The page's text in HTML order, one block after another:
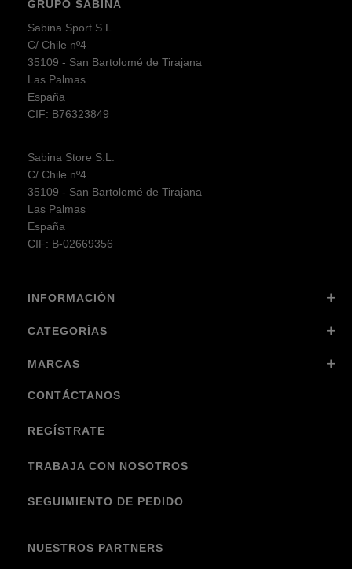
GRUPO SABINA
Sabina Sport S.L.
C/ Chile nº4
35109 - San Bartolomé de Tirajana
Las Palmas
España
CIF: B76323849
Sabina Store S.L.
C/ Chile nº4
35109 - San Bartolomé de Tirajana
Las Palmas
España
CIF: B-02669356
INFORMACIÓN
CATEGORÍAS
MARCAS
CONTÁCTANOS
REGÍSTRATE
TRABAJA CON NOSOTROS
SEGUIMIENTO DE PEDIDO
NUESTROS PARTNERS